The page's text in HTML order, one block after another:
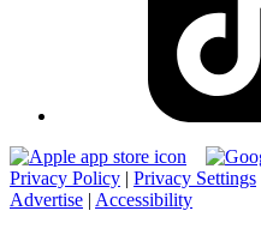
Privacy Policy | Privacy Settings
Advertise | Accessibility